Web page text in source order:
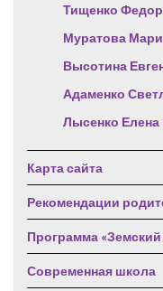
Тищенко
Муратова
Высотина
Адаменко
Лысенко
Карта сайта
Рекомендации
Программа «Земский
Современная школа